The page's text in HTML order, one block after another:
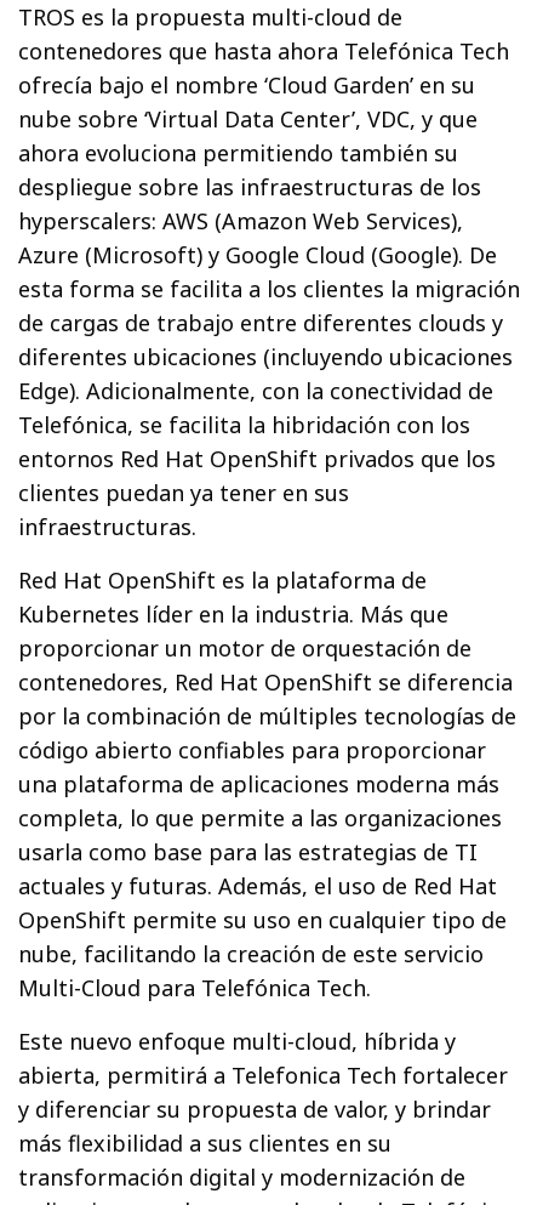
TROS es la propuesta multi-cloud de
contenedores que hasta ahora Telefónica Tech
ofrecía bajo el nombre ‘Cloud Garden’ en su
nube sobre ‘Virtual Data Center’, VDC, y que
ahora evoluciona permitiendo también su
despliegue sobre las infraestructuras de los
hyperscalers: AWS (Amazon Web Services),
Azure (Microsoft) y Google Cloud (Google). De
esta forma se facilita a los clientes la migración
de cargas de trabajo entre diferentes clouds y
diferentes ubicaciones (incluyendo ubicaciones
Edge). Adicionalmente, con la conectividad de
Telefónica, se facilita la hibridación con los
entornos Red Hat OpenShift privados que los
clientes puedan ya tener en sus
infraestructuras.
Red Hat OpenShift es la plataforma de
Kubernetes líder en la industria. Más que
proporcionar un motor de orquestación de
contenedores, Red Hat OpenShift se diferencia
por la combinación de múltiples tecnologías de
código abierto confiables para proporcionar
una plataforma de aplicaciones moderna más
completa, lo que permite a las organizaciones
usarla como base para las estrategias de TI
actuales y futuras. Además, el uso de Red Hat
OpenShift permite su uso en cualquier tipo de
nube, facilitando la creación de este servicio
Multi-Cloud para Telefónica Tech.
Este nuevo enfoque multi-cloud, híbrida y
abierta, permitirá a Telefonica Tech fortalecer
y diferenciar su propuesta de valor, y brindar
más flexibilidad a sus clientes en su
transformación digital y modernización de